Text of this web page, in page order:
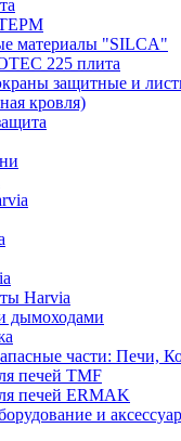
материалы "SILCA"
225 плита
защитные и
кровля)
Harvia
дымоходами
части: Печи,
печей TMF
печей ERMAK
и